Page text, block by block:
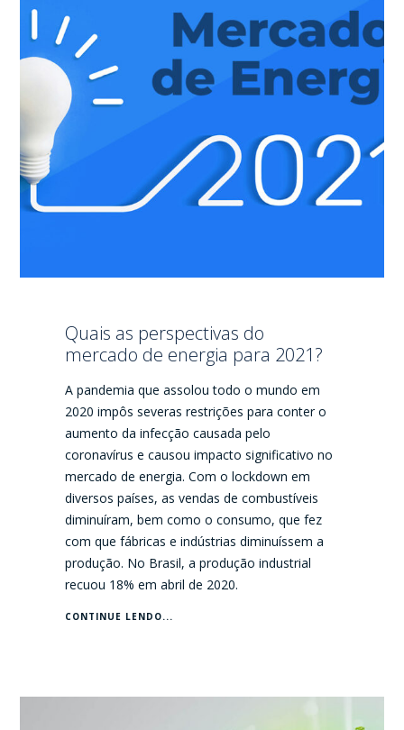
Quais as perspectivas do
mercado de energia para 2021?
A pandemia que assolou todo o mundo em
2020 impôs severas restrições para conter o
aumento da infecção causada pelo
coronavírus e causou impacto significativo no
mercado de energia. Com o lockdown em
diversos países, as vendas de combustíveis
diminuíram, bem como o consumo, que fez
com que fábricas e indústrias diminuíssem a
produção. No Brasil, a produção industrial
recuou 18% em abril de 2020.
CONTINUE LENDO...